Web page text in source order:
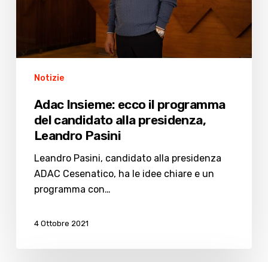
Leandro
Notizie
Adac Insieme: ecco il programma
del candidato alla presidenza,
Leandro Pasini
Leandro Pasini, candidato alla presidenza
ADAC Cesenatico, ha le idee chiare e un
programma con…
4 Ottobre 2021